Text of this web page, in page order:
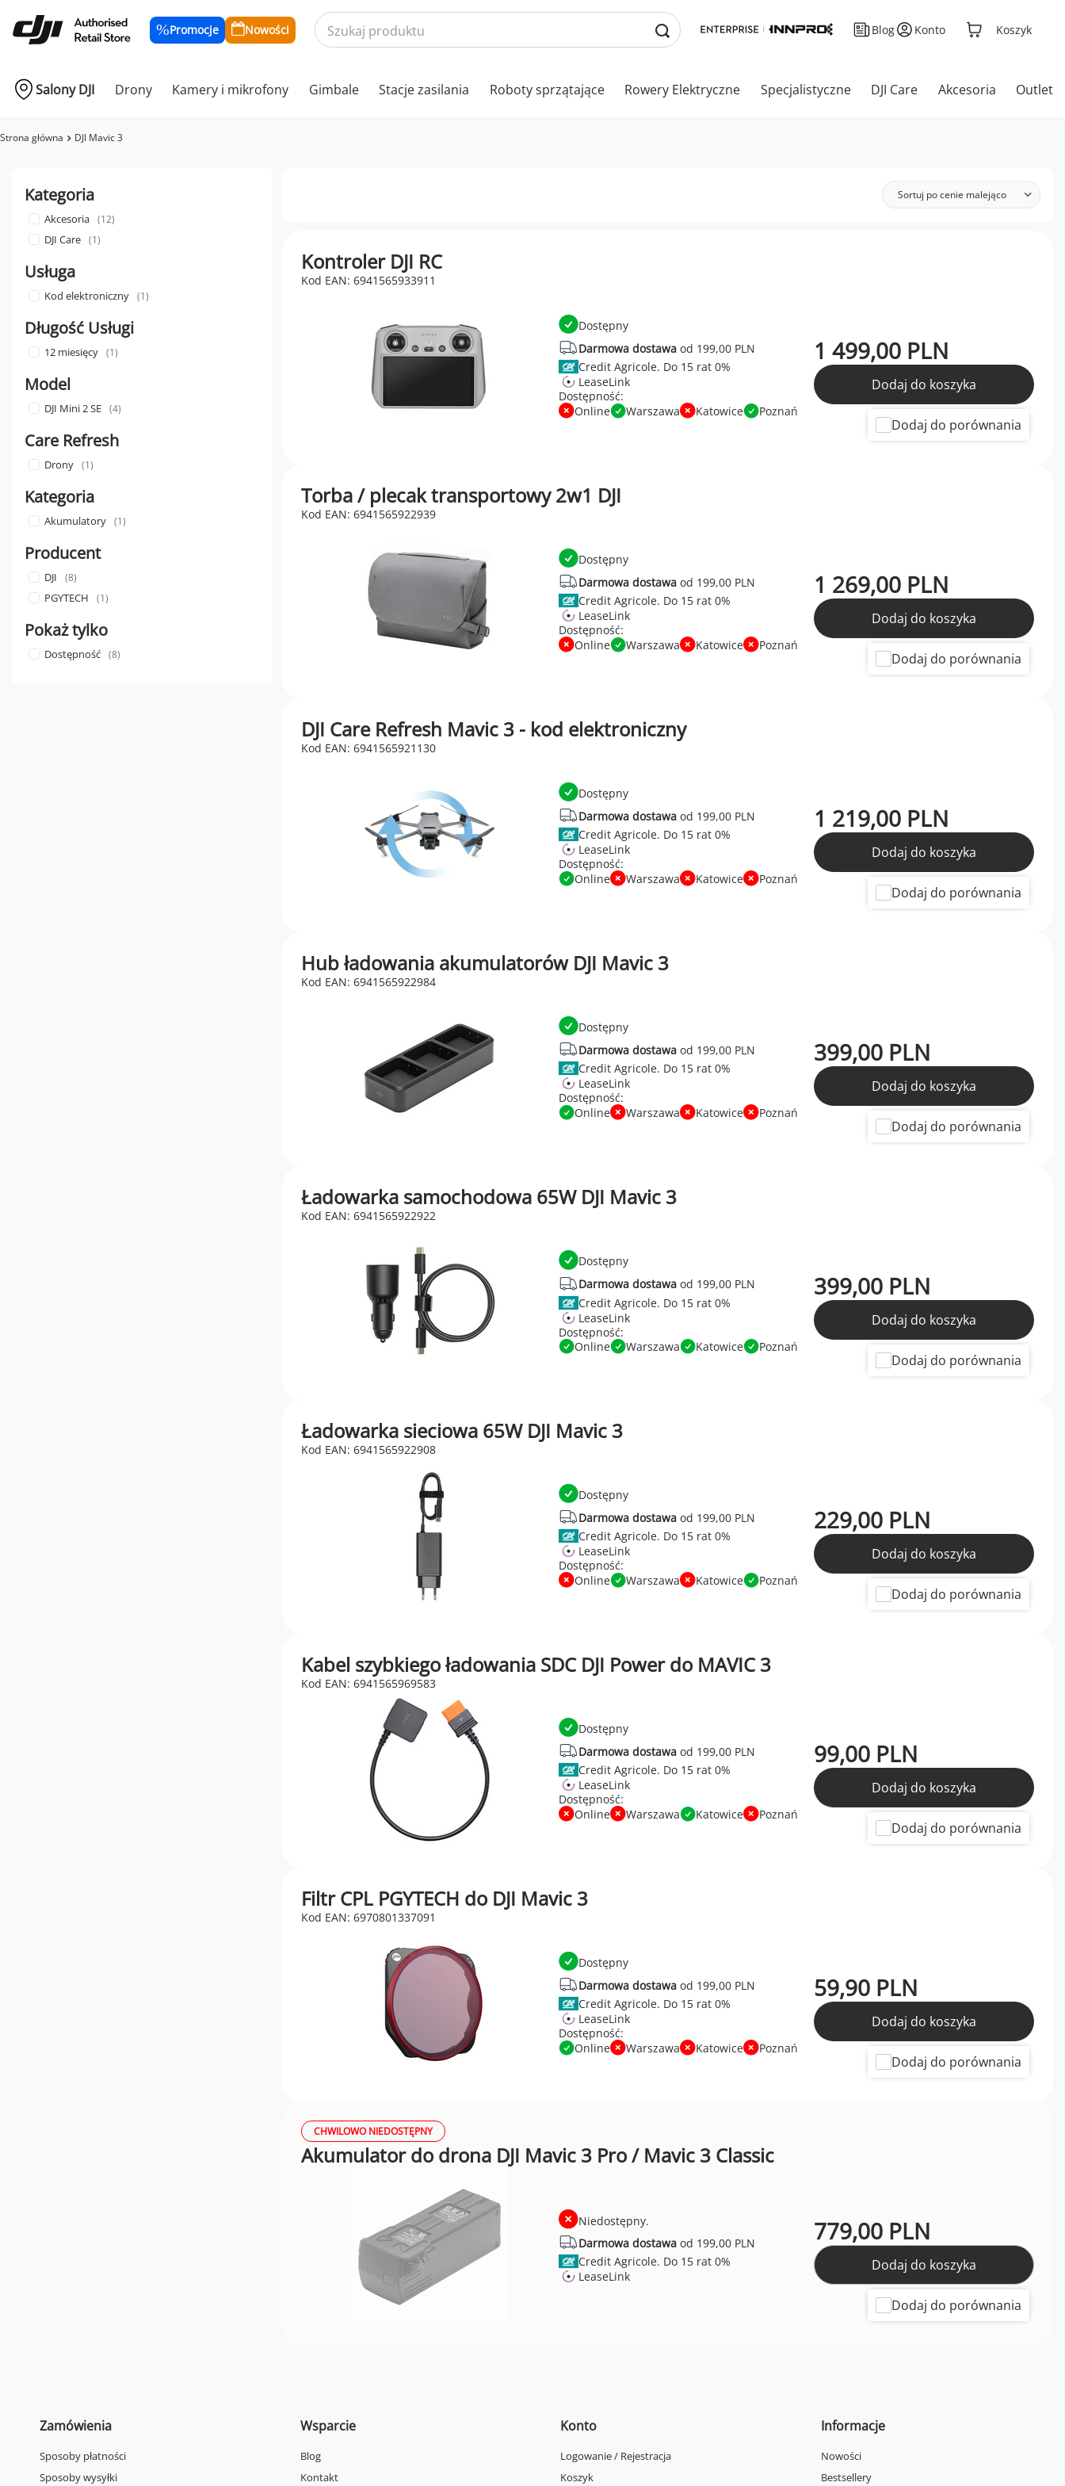
Promocje Nowości Blog Konto Koszyk
Salony DJI Drony Kamery i mikrofony Gimbale Stacje zasilania Roboty sprzątające Rowery Elektryczne Specjalistyczne DJI Care Akcesoria Outlet
Strona główna DJI Mavic 3
Kategoria
Akcesoria 12
DJI Care 1
Usługa
Kod elektroniczny 1
Długość Usługi
12 miesięcy 1
Model
DJI Mini 2 SE 4
Care Refresh
Drony 1
Kategoria
Akumulatory 1
Producent
DJI 8
PGYTECH 1
Pokaż tylko
Dostępność 8
Sortuj po cenie malejąco
Kontroler DJI RC
Kod EAN: 6941565933911
Dostępny
Darmowa dostawaod 199,00 PLN
Credit Agricole.
LeaseLink
Dostępność:
Online
Warszawa Katowice Poznań
1 499,00 PLN
Dodaj do koszyka
Dodaj do porównania
Torba / plecak transportowy 2w1 DJI
Kod EAN: 6941565922939
Dostępny
Darmowa dostawaod 199,00 PLN
Credit Agricole.
LeaseLink
Dostępność:
Online
Warszawa Katowice Poznań
1 269,00 PLN
Dodaj do koszyka
Dodaj do porównania
DJI Care Refresh Mavic 3 - kod elektroniczny
Kod EAN: 6941565921130
Dostępny
Darmowa dostawaod 199,00 PLN
Credit Agricole.
LeaseLink
Dostępność:
Online
Warszawa Katowice Poznań
1 219,00 PLN
Dodaj do koszyka
Dodaj do porównania
Hub ładowania akumulatorów DJI Mavic 3
Kod EAN: 6941565922984
Dostępny
Darmowa dostawaod 199,00 PLN
Credit Agricole.
LeaseLink
Dostępność:
Online
Warszawa Katowice Poznań
399,00 PLN
Dodaj do koszyka
Dodaj do porównania
Ładowarka samochodowa 65W DJI Mavic 3
Kod EAN: 6941565922922
Dostępny
Darmowa dostawaod 199,00 PLN
Credit Agricole.
LeaseLink
Dostępność:
Online
Warszawa Katowice Poznań
399,00 PLN
Dodaj do koszyka
Dodaj do porównania
Ładowarka sieciowa 65W DJI Mavic 3
Kod EAN: 6941565922908
Dostępny
Darmowa dostawaod 199,00 PLN
Credit Agricole.
LeaseLink
Dostępność:
Online
Warszawa Katowice Poznań
229,00 PLN
Dodaj do koszyka
Dodaj do porównania
Kabel szybkiego ładowania SDC DJI Power do MAVIC 3
Kod EAN: 6941565969583
Dostępny
Darmowa dostawaod 199,00 PLN
Credit Agricole.
LeaseLink
Dostępność:
Online
Warszawa Katowice Poznań
99,00 PLN
Dodaj do koszyka
Dodaj do porównania
Filtr CPL PGYTECH do DJI Mavic 3
Kod EAN: 6970801337091
Dostępny
Darmowa dostawaod 199,00 PLN
Credit Agricole.
LeaseLink
Dostępność:
Online
Warszawa Katowice Poznań
59,90 PLN
Dodaj do koszyka
Dodaj do porównania
CHWILOWO NIEDOSTĘPNY
Akumulator do drona DJI Mavic 3 Pro / Mavic 3 Classic
Niedostępny.
Darmowa dostawaod 199,00 PLN
Credit Agricole.
LeaseLink
779,00 PLN
Dodaj do koszyka
Dodaj do porównania
Zamówienia
Sposoby płatności
Sposoby wysyłki
Wsparcie
Blog
Kontakt
Konto
Logowanie / Rejestracja
Koszyk
Informacje
Nowości
Bestsellery